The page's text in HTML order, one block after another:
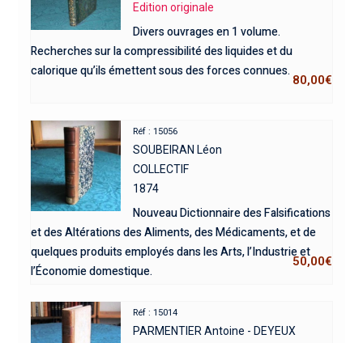
Edition originale
Divers ouvrages en 1 volume.
Recherches sur la compressibilité des liquides et du
calorique qu’ils émettent sous des forces connues.
80,00€
Réf : 15056
SOUBEIRAN Léon
COLLECTIF
1874
Nouveau Dictionnaire des Falsifications
et des Altérations des Aliments, des Médicaments, et de
quelques produits employés dans les Arts, l’Industrie et
l’Économie domestique.
50,00€
Réf : 15014
PARMENTIER Antoine - DEYEUX